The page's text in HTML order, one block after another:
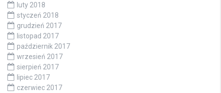
luty 2018
styczeń 2018
grudzień 2017
listopad 2017
październik 2017
wrzesień 2017
sierpień 2017
lipiec 2017
czerwiec 2017